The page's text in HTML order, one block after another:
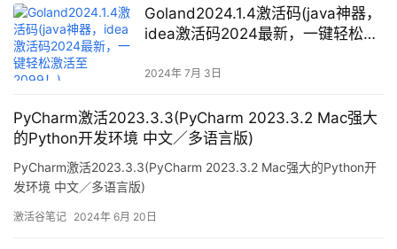
Goland2024.1.4激活码(java神器，
idea激活码2024最新，一键轻松激
2024年 7月 3日
PyCharm激活2023.3.3(PyCharm 2023.3.2 Mac强大
的Python开发环境 中文／多语言版)
PyCharm激活2023.3.3(PyCharm 2023.3.2 Mac强大的Python开
发环境 中文／多语言版)
激活谷笔记 2024年 6月 20日